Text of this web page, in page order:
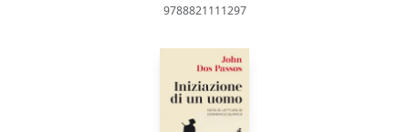
9788821111297